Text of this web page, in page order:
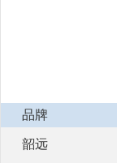
品牌
韶远